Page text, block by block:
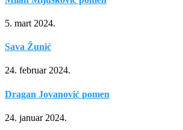
5. mart 2024.
Sava Žunić
24. februar 2024.
Dragan Jovanović pomen
24. januar 2024.